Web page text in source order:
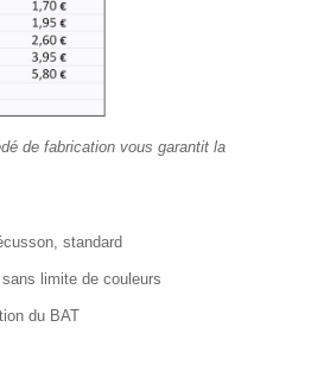
de fabrication vous garantit la
standard
limite de couleurs
du BAT